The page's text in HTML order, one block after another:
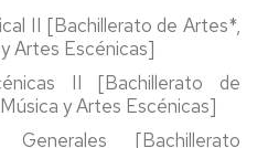
II [Bachillerato de Artes*,
Artes Escénicas]
II [Bachillerato de
y Artes Escénicas]
[Bachillerato